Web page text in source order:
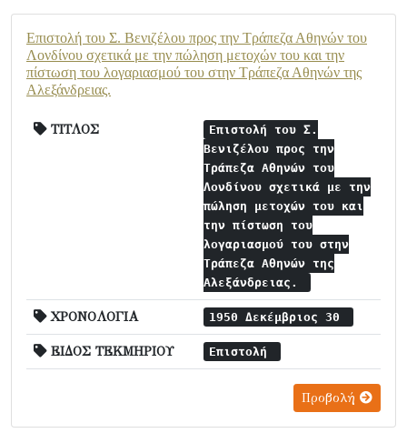
Επιστολή του Σ. Βενιζέλου προς την Τράπεζα Αθηνών του
Λονδίνου σχετικά με την πώληση μετοχών του και την
πίστωση του λογαριασμού του στην Τράπεζα Αθηνών της
Αλεξάνδρειας.
ΤΙΤΛΟΣ
Επιστολή του Σ.
Βενιζέλου προς την
Τράπεζα Αθηνών του
Λονδίνου σχετικά με την
πώληση μετοχών του και
την πίστωση του
λογαριασμού του στην
Τράπεζα Αθηνών της
Αλεξάνδρειας.
ΧΡΟΝΟΛΟΓΙΑ 1950 Δεκέμβριος 30
ΕΙΔΟΣ ΤΕΚΜΗΡΙΟΥ Επιστολή
Προβολή